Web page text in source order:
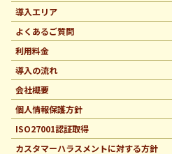
導入エリア
よくあるご質問
利用料金
導入の流れ
会社概要
個人情報保護方針
ISO27001認証取得
カスタマーハラスメントに対する方針